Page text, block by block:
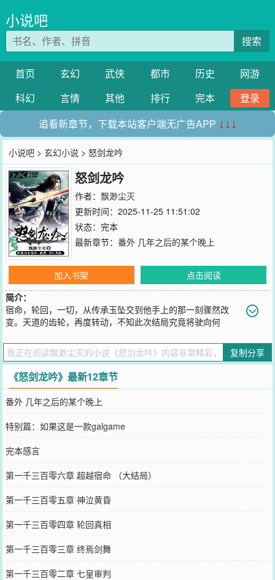
小说吧
搜索
首页 玄幻 武侠 都市 历史
网游
科幻
言情 其他 排行 完本
登录
追看新章节，下载本站客户端无广告APP ↓↓↓
小说吧 >玄幻小说 > 怒剑龙吟
怒剑龙吟
作者： 飘渺尘灭
更新时间：2025-11-25 11:51:02
状态：完本
最新章节： 番外 几年之后的某个晚上
加入书架
点击阅读
简介：
宿命，轮回，一切，从传承玉坠交到他手上的那一刻骤然改
变。天道的齿轮，再度转动，不知此次结局究竟将驶向何
时，四方震怒，苍穹失色。霜锋出手，万剑臣服，神魔共诛。半生流
光幻梦，兄弟并肩，只手补天寻剑意。一世尘缘难了，美人在侧，落
英煮酒笑红尘。……剑者,以心为刃；武者，以仁为念。不求一世无
憾，只望此生无悔，眷恋的一切皆由手中之剑去守护！（全本免
您要是觉得《怒剑龙吟 》还不错的话请不要忘记向您QQ群和微博微信
里的朋友推荐哦！
复制分享
《怒剑龙吟》最新12章节
番外 几年之后的某个晚上
特别篇：如果这是一款galgame
完本感言
第一千三百零六章 超越宿命 （大结局）
第一千三百零五章 神泣黄昏
第一千三百零四章 轮回真相
第一千三百零三章 终焉剑舞
第一千三百零二章 七皇审判